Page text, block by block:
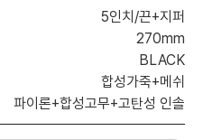
5인치/끈+지퍼
270mm
BLACK
합성가죽+메쉬
파이론+합성고무+고탄성 인솔